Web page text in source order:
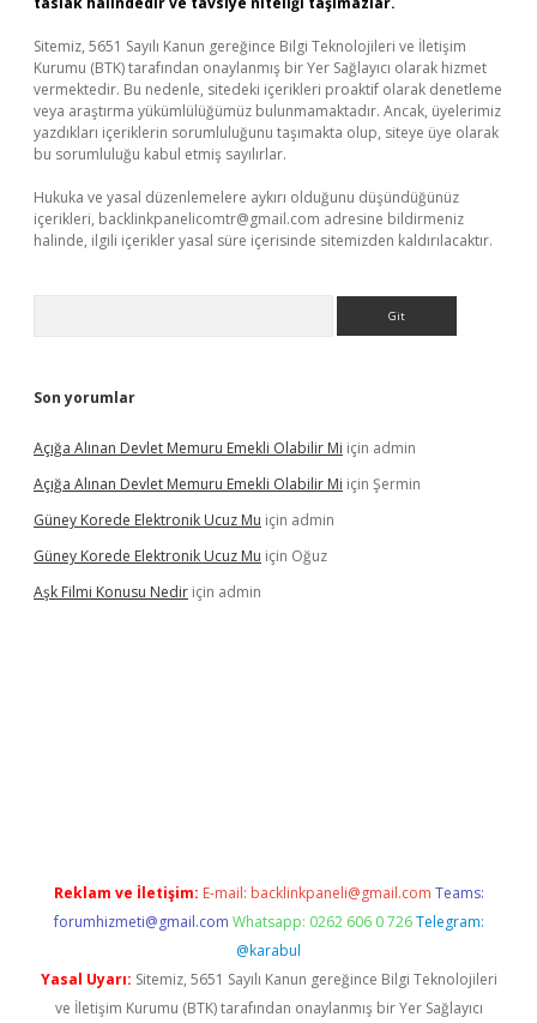
Sitemiz, 5651 Sayılı Kanun gereğince Bilgi Teknolojileri ve İletişim
Kurumu (BTK) tarafından onaylanmış bir Yer Sağlayıcı olarak hizmet
vermektedir. Bu nedenle, sitedeki içerikleri proaktif olarak denetleme
veya araştırma yükümlülüğümüz bulunmamaktadır. Ancak, üyelerimiz
yazdıkları içeriklerin sorumluluğunu taşımakta olup, siteye üye olarak
bu sorumluluğu kabul etmiş sayılırlar.
Hukuka ve yasal düzenlemelere aykırı olduğunu düşündüğünüz
içerikleri, backlinkpanelicomtr@gmail.com adresine bildirmeniz
halinde, ilgili içerikler yasal süre içerisinde sitemizden kaldırılacaktır.
Son yorumlar
Açığa Alınan Devlet Memuru Emekli Olabilir Mi için admin
Açığa Alınan Devlet Memuru Emekli Olabilir Mi için Şermin
Güney Korede Elektronik Ucuz Mu için admin
Güney Korede Elektronik Ucuz Mu için Oğuz
Aşk Filmi Konusu Nedir için admin
Reklam ve İletişim: E-mail: backlinkpaneli@gmail.com Teams:
forumhizmeti@gmail.com Whatsapp: 0262 606 0 726 Telegram:
@karabul
Yasal Uyarı: Sitemiz, 5651 Sayılı Kanun gereğince Bilgi Teknolojileri
ve İletişim Kurumu (BTK) tarafından onaylanmış bir Yer Sağlayıcı